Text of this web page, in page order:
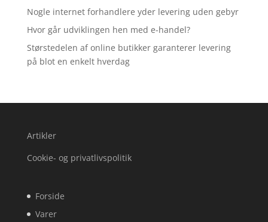
Nogle internet forhandlere yder levering uden gebyr
Hvor går udviklingen hen med e-handel?
Størstedelen af online butikker garanterer levering
på blot en enkelt hverdag
Artikler
Cookie- og privatlivspolitik
Forside
Varer